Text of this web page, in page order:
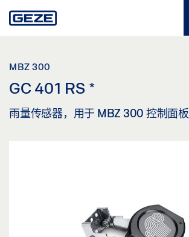
to
MBZ 300
GC 401 RS *
雨量传感器，用于 MBZ 300 控制面板